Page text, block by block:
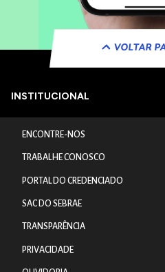
VOLTAR
INSTITUCIONAL
ENCONTRE-NOS
TRABALHE CONOSCO
PORTAL DO CREDENCIADO
SAC DO SEBRAE
TRANSPARÊNCIA
PRIVACIDADE